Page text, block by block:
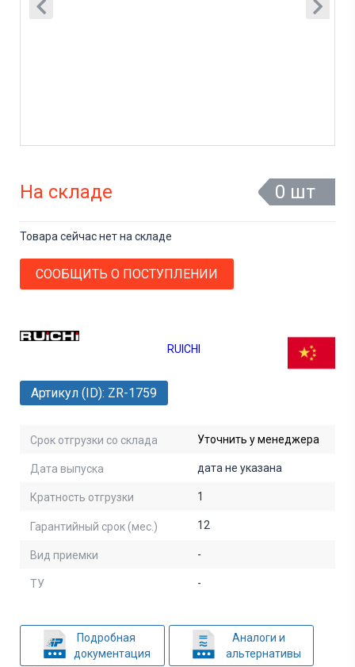
RUICHI
Артикул (ID): ZR-1759
Срок отгрузки со склада Уточнить у менеджера
Дата выпуска дата не указана
Кратность отгрузки 1
Гарантийный срок (мес.) 12
Вид приемки -
ТУ -
Подробная
документация
Аналоги и
альтернативы
На складе 0 шт
Товара сейчас нет на складе
СООБЩИТЬ О ПОСТУПЛЕНИИ